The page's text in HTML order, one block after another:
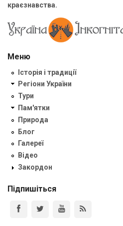
краєзнавства.
Меню
Історія і традиції
Регіони України
Тури
Пам'ятки
Природа
Блог
Галереї
Відео
Закордон
Підпишіться